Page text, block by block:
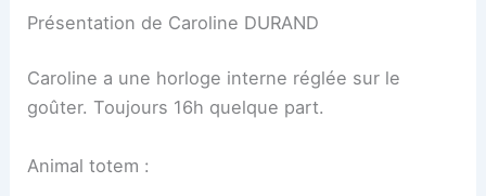
Présentation de Caroline DURAND
Caroline a une horloge interne réglée sur le
goûter. Toujours 16h quelque part.
Animal totem :